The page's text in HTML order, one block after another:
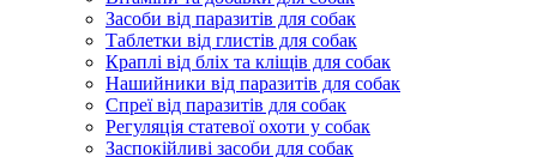
Засоби від паразитів для собак
Таблетки від глистів для собак
Краплі від бліх та кліщів для собак
Нашийники від паразитів для собак
Спреї від паразитів для собак
Регуляція статевої охоти у собак
Заспокійливі засоби для собак